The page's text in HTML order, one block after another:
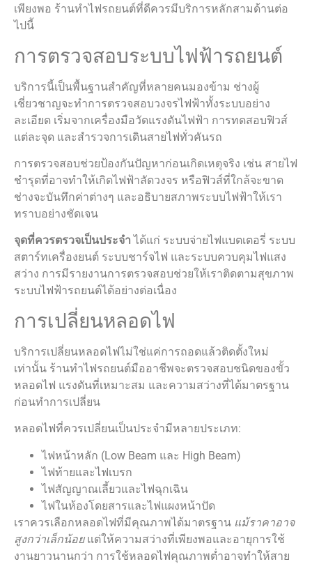
เพียงพอ ร้านทำไฟรถยนต์ที่ดีควรมีบริการหลักสามด้านต่อ
ไปนี้
การตรวจสอบระบบไฟฟ้ารถยนต์
บริการนี้เป็นพื้นฐานสำคัญที่หลายคนมองข้าม ช่างผู้
เชี่ยวชาญจะทำการตรวจสอบวงจรไฟฟ้าทั้งระบบอย่าง
ละเอียด เริ่มจากเครื่องมือวัดแรงดันไฟฟ้า การทดสอบฟิวส์
แต่ละจุด และสำรวจการเดินสายไฟทั่วคันรถ
การตรวจสอบช่วยป้องกันปัญหาก่อนเกิดเหตุจริง เช่น สายไฟ
ชำรุดที่อาจทำให้เกิดไฟฟ้าลัดวงจร หรือฟิวส์ที่ใกล้จะขาด
ช่างจะบันทึกค่าต่างๆ และอธิบายสภาพระบบไฟฟ้าให้เรา
ทราบอย่างชัดเจน
จุดที่ควรตรวจเป็นประจำ ได้แก่ ระบบจ่ายไฟแบตเตอรี่ ระบบ
สตาร์ทเครื่องยนต์ ระบบชาร์จไฟ และระบบควบคุมไฟแสง
สว่าง การมีรายงานการตรวจสอบช่วยให้เราติดตามสุขภาพ
ระบบไฟฟ้ารถยนต์ได้อย่างต่อเนื่อง
การเปลี่ยนหลอดไฟ
บริการเปลี่ยนหลอดไฟไม่ใช่แค่การถอดแล้วติดตั้งใหม่
เท่านั้น ร้านทำไฟรถยนต์มืออาชีพจะตรวจสอบชนิดของขั้ว
หลอดไฟ แรงดันที่เหมาะสม และความสว่างที่ได้มาตรฐาน
ก่อนทำการเปลี่ยน
หลอดไฟที่ควรเปลี่ยนเป็นประจำมีหลายประเภท:
ไฟหน้าหลัก (Low Beam และ High Beam)
ไฟท้ายและไฟเบรก
ไฟสัญญาณเลี้ยวและไฟฉุกเฉิน
ไฟในห้องโดยสารและไฟแผงหน้าปัด
เราควรเลือกหลอดไฟที่มีคุณภาพได้มาตรฐาน แม้ราคาอาจ
สูงกว่าเล็กน้อยแต่ให้ความสว่างที่เพียงพอและอายุการใช้
งานยาวนานกว่า การใช้หลอดไฟคุณภาพต่ำอาจทำให้สาย